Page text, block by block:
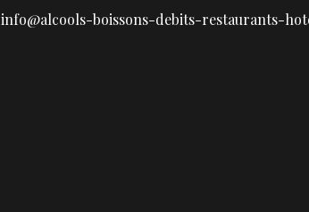
info@alcools-boissons-debits-restaurants-